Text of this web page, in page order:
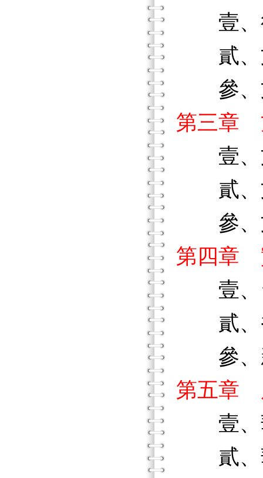
壹、
貳、
參、
第三章
壹、
貳、
參、
第四章
壹、台
貳、香
參、新
第五章
壹、華
貳、華